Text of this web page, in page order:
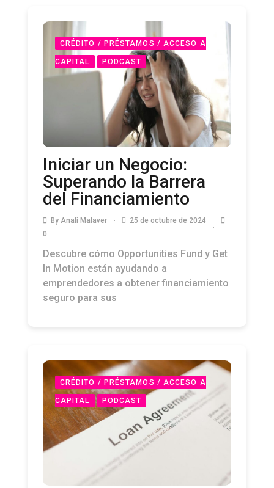
CRÉDITO / PRÉSTAMOS / ACCESO A
CAPITAL PODCAST
Iniciar un Negocio:
Superando la Barrera
del Financiamiento
By Anali Malaver
25 de octubre de 2024
0
Descubre cómo Opportunities Fund y Get
In Motion están ayudando a
emprendedores a obtener financiamiento
seguro para sus
CRÉDITO / PRÉSTAMOS / ACCESO A
CAPITAL PODCAST